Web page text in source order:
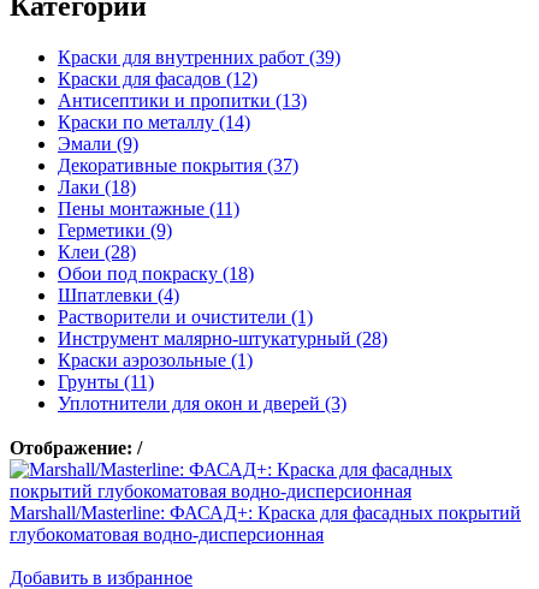
Краски для внутренних работ (39)
Краски для фасадов (12)
Антисептики и пропитки (13)
Краски по металлу (14)
Эмали (9)
Декоративные покрытия (37)
Лаки (18)
Пены монтажные (11)
Герметики (9)
Клеи (28)
Обои под покраску (18)
Шпатлевки (4)
Растворители и очистители (1)
Инструмент малярно-штукатурный (28)
Краски аэрозольные (1)
Грунты (11)
Уплотнители для окон и дверей (3)
Отображение: /
Marshall/Masterline: ФАСАД+: Краска для фасадных покрытий
глубокоматовая водно-дисперсионная
Добавить в избранное